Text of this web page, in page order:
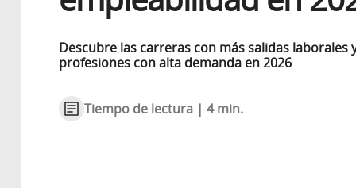
Descubre las carreras con más salidas laborales
profesiones con alta demanda en 2026
Tiempo de lectura | 4 min.